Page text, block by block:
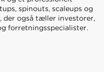
spinouts, scaleups og
der også tæller investorer,
forretningsspecialister.